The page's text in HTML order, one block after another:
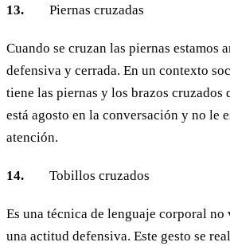
13. Piernas cruzadas
Cuando se cruzan las piernas estamos
defensiva y cerrada. En un contexto
tiene las piernas y los brazos cruzados
está agosto en la conversación y no le
atención.
14. Tobillos cruzados
Es una técnica de lenguaje corporal no
una actitud defensiva. Este gesto se